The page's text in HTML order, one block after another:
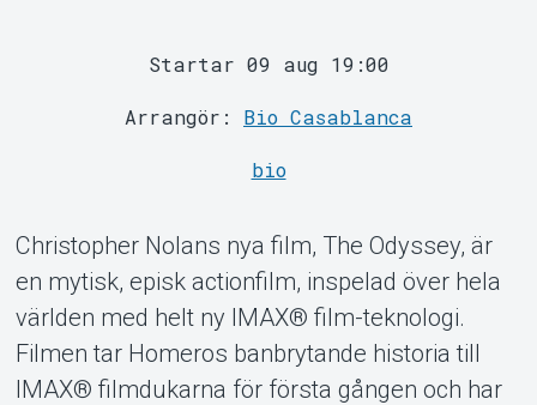
MyTickster
Support
Startar 09 aug 19:00
Arrangör: Bio Casablanca
bio
Christopher Nolans nya film, The Odyssey, är
en mytisk, episk actionfilm, inspelad över hela
världen med helt ny IMAX® film-teknologi.
Filmen tar Homeros banbrytande historia till
IMAX® filmdukarna för första gången och har